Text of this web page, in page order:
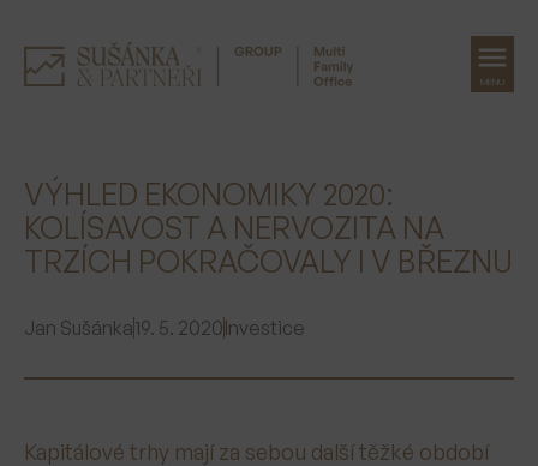
obsah
MENU
VÝHLED EKONOMIKY 2020:
KOLÍSAVOST A NERVOZITA NA
TRZÍCH POKRAČOVALY I V BŘEZNU
Jan Sušánka19. 5. 2020Investice
Kapitálové trhy mají za sebou další těžké období